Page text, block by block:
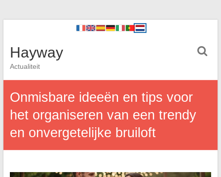
Hayway
Actualiteit
Onmisbare ideeën en tips voor
het organiseren van een trendy
en onvergetelijke bruiloft